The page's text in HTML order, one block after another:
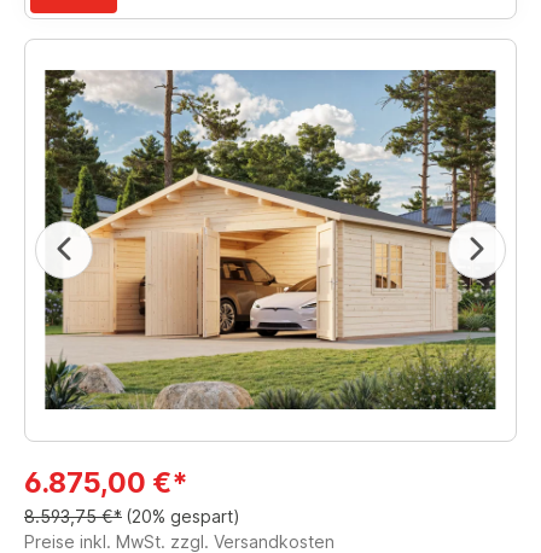
6.875,00 €*
8.593,75 €* (20% gespart)
Preise inkl. MwSt. zzgl. Versandkosten